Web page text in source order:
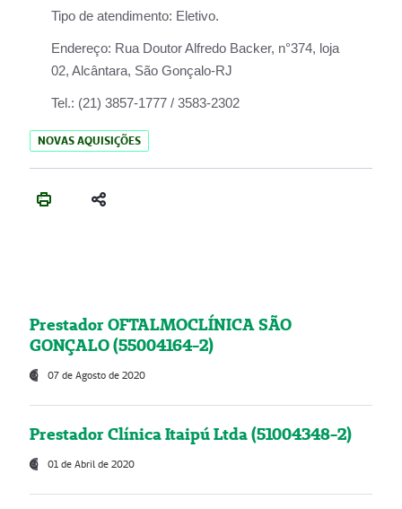
Tipo de atendimento: Eletivo.
Endereço: Rua Doutor Alfredo Backer, n°374, loja
02, Alcântara, São Gonçalo-RJ
Tel.: (21) 3857-1777 / 3583-2302
NOVAS AQUISIÇÕES
Prestador OFTALMOCLÍNICA SÃO
GONÇALO (55004164-2)
07 de Agosto de 2020
Prestador Clínica Itaipú Ltda (51004348-2)
01 de Abril de 2020